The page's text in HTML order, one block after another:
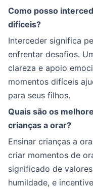
Como posso
difíceis?
Interceder significa
enfrentar desafios.
clareza e apoio
momentos difíceis
para seus filhos.
Quais são os
crianças a orar?
Ensinar crianças a
criar momentos de
significado de
humildade, e